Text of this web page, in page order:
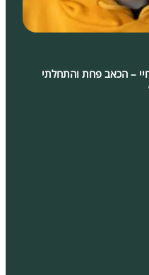
– הכאב פחת והתחלתי